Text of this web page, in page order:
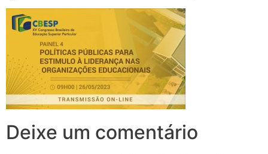
Deixe um comentário